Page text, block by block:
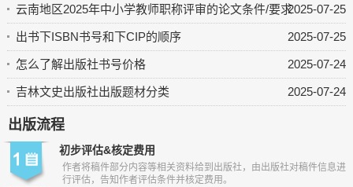
2025-07-25
云南地区2025年中小学教师职称评审的论文条件/要求
2025-07-25
出书下ISBN书号和下CIP的顺序
2025-07-24
怎么了解出版社书号价格
2025-07-24
吉林文史出版社出版题材分类
出版流程
初步评估&核定费用
作者将稿件部分内容等相关资料给到出版社，由出版社对稿件信息进
行评估，告知作者评估条件并核定费用。